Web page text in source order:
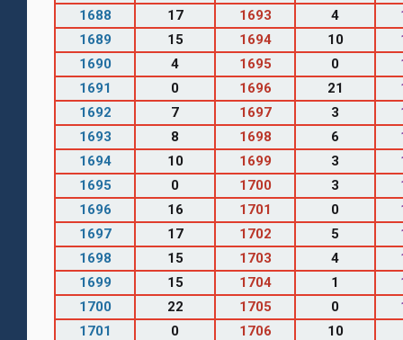
1688
17 1693 4
1689
15 1694 10
1690
4 1695 0
1691
0 1696 21
1692
7 1697 3
1693
8 1698 6
1694
10 1699 3
1695
0 1700 3
1696
16 1701 0
1697
17 1702 5
1698
15 1703 4
1699
15 1704 1
1700
22 1705 0
1701
0 1706
10